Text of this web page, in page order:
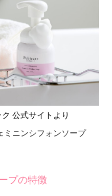
公式サイトより
ミニンシフォンソープ
プの特徴